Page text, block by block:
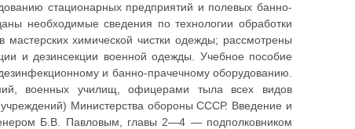
стационарных предприятий и полевых банно-
необходимые сведения по технологии обработки
химической чистки одежды; рассмотрены
и дезинсекции военной одежды. Учебное пособие
и банно-прачечному оборудованию.
военных училищ, офицерами тыла всех видов
Министерства обороны СССР. Введение и
Б.В. Павловым, главы 2—4 — подполковником